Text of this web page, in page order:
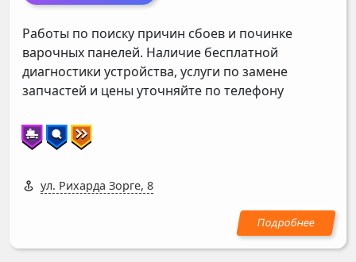
Работы по поиску причин сбоев и починке
варочных панелей. Наличие бесплатной
диагностики устройства, услуги по замене
запчастей и цены уточняйте по телефону
ул. Рихарда Зорге, 8